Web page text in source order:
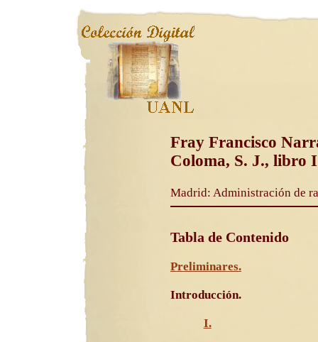
Fray Francisco
Coloma, S. J., libro I
Madrid: Administración de
Tabla de Contenido
Preliminares.
Introducción.
I.